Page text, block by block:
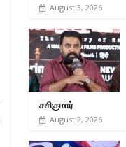
August 3, 2026
சசிகுமார்
August 2, 2026